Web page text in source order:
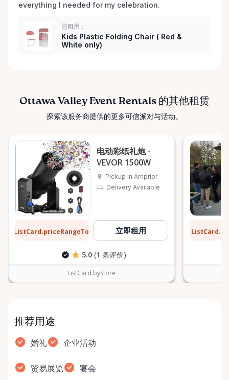
everything I needed for my celebration.
已租用：
Kids Plastic Folding Chair ( Red &
White only)
Ottawa Valley Event Rentals 的其他租赁
探索该服务商提供的更多可信派对与活动。
电动彩纸礼炮 -
VEVOR 1500W
Pickup in Arnprior
Delivery Available
ListCard.priceRangeTo 立即租用
5.0 (1 条评价)
ListCard.byStore
推荐用途
婚礼 企业活动
贸易展览 宴会